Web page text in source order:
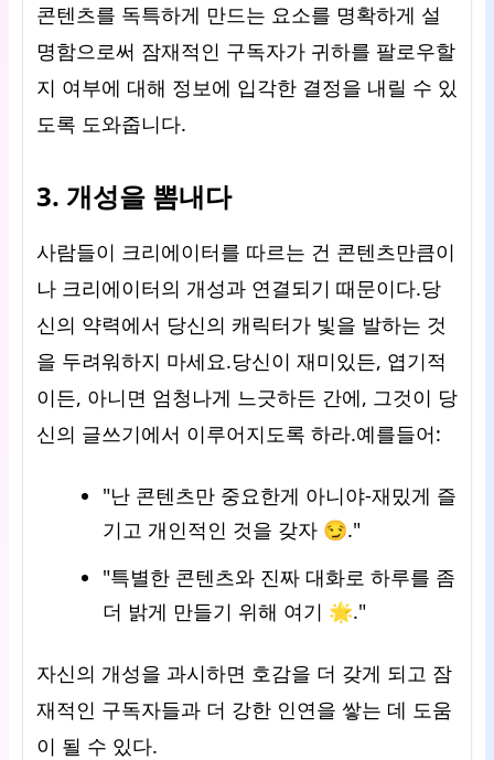
콘텐츠를 독특하게 만드는 요소를 명확하게 설
명함으로써 잠재적인 구독자가 귀하를 팔로우할
지 여부에 대해 정보에 입각한 결정을 내릴 수 있
도록 도와줍니다.
3. 개성을 뽐내다
사람들이 크리에이터를 따르는 건 콘텐츠만큼이
나 크리에이터의 개성과 연결되기 때문이다.당
신의 약력에서 당신의 캐릭터가 빛을 발하는 것
을 두려워하지 마세요.당신이 재미있든, 엽기적
이든, 아니면 엄청나게 느긋하든 간에, 그것이 당
신의 글쓰기에서 이루어지도록 하라.예를들어:
"난 콘텐츠만 중요한게 아니야-재밌게 즐
기고 개인적인 것을 갖자 😏."
"특별한 콘텐츠와 진짜 대화로 하루를 좀
더 밝게 만들기 위해 여기 🌟."
자신의 개성을 과시하면 호감을 더 갖게 되고 잠
재적인 구독자들과 더 강한 인연을 쌓는 데 도움
이 될 수 있다.